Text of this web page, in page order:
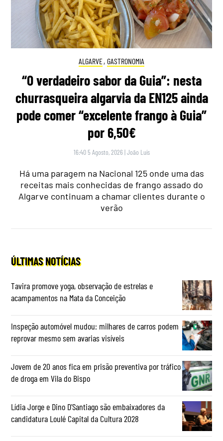
ALGARVE, GASTRONOMIA
“O verdadeiro sabor da Guia”: nesta
churrasqueira algarvia da EN125 ainda
pode comer “excelente frango à Guia”
por 6,50€
16:40 5 Agosto, 2026 |João Luís
Há uma paragem na Nacional 125 onde uma das
receitas mais conhecidas de frango assado do
Algarve continuam a chamar clientes durante o
verão
ÚLTIMAS NOTÍCIAS
Tavira promove yoga, observação de estrelas e
acampamentos na Mata da Conceição
Inspeção automóvel mudou: milhares de carros podem
reprovar mesmo sem avarias visíveis
Jovem de 20 anos fica em prisão preventiva por tráfico
de droga em Vila do Bispo
Lídia Jorge e Dino D’Santiago são embaixadores da
candidatura Loulé Capital da Cultura 2028